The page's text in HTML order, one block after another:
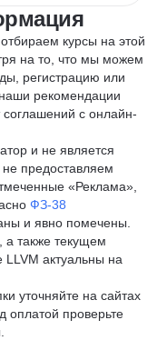
курсы на этой
на то, что мы можем
регистрацию или
рекомендации
соглашений с онлайн-
и не является
предоставляем
«Реклама»,
ФЗ-38
и явно помечены.
также текущем
LLVM актуальны на
уточняйте на сайтах
оплатой проверьте